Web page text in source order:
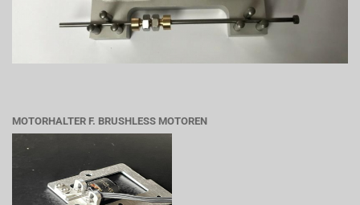
MOTORHALTER F. BRUSHLESS MOTOREN